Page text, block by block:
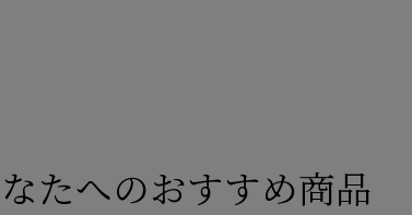
たへのおすすめ商品